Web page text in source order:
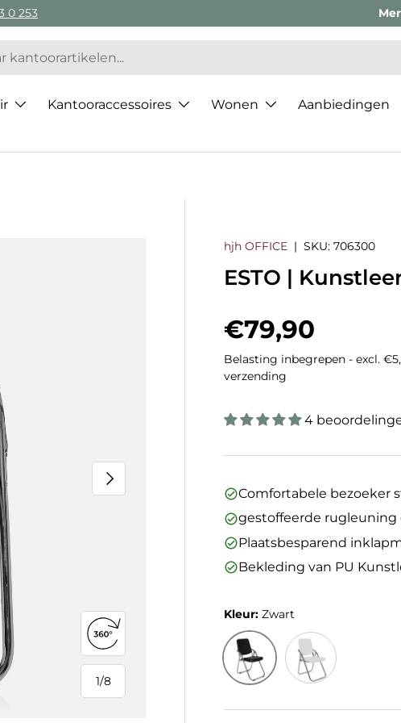
0 253
Kantooraccessoires Wonen Aanbiedingen
1/
van
8
Volgende
360°-weergave openen
hjh OFFICE |SKU: 706300
ESTO |
Reguliere prijs
€79,90
Belasting inbegrepen - excl.
verzending
4
Comfortabele bezoeker
gestoffeerde rugleuning
Plaatsbesparend
Bekleding van PU
Kleur:Zwart
Zwart